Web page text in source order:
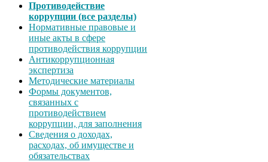
Противодействие
коррупции (все разделы)
Нормативные правовые и
иные акты в сфере
противодействия коррупции
Антикоррупционная
экспертиза
Методические материалы
Формы документов,
связанных с
противодействием
коррупции, для заполнения
Сведения о доходах,
расходах, об имуществе и
обязательствах